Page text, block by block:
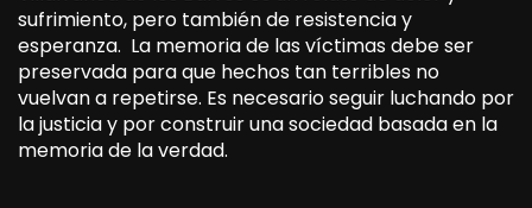
sufrimiento, pero también de resistencia y
esperanza. La memoria de las víctimas debe ser
preservada para que hechos tan terribles no
vuelvan a repetirse. Es necesario seguir luchando por
la justicia y por construir una sociedad basada en la
memoria de la verdad.